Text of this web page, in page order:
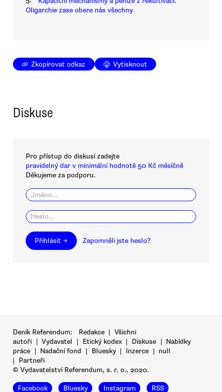
Oligarchie zase obere nás všechny
Zkopírovat odkaz Vytisknout
Diskuse
Pro přístup do diskusí zadejte
pravidelný dar v minimální hodnotě 50 Kč měsíčně
Děkujeme za podporu.
Přihlásit → Zapomněli jste heslo?
Deník Referendum: Redakce | Všichni
autoři | Vydavatel | Etický kodex | Diskuse | Nabídky
práce | Nadační fond | Bluesky | Inzerce | null
|
Partneři
© Vydavatelství Referendum, s. r. o., 2020.
Facebook Bluesky Instagram RSS